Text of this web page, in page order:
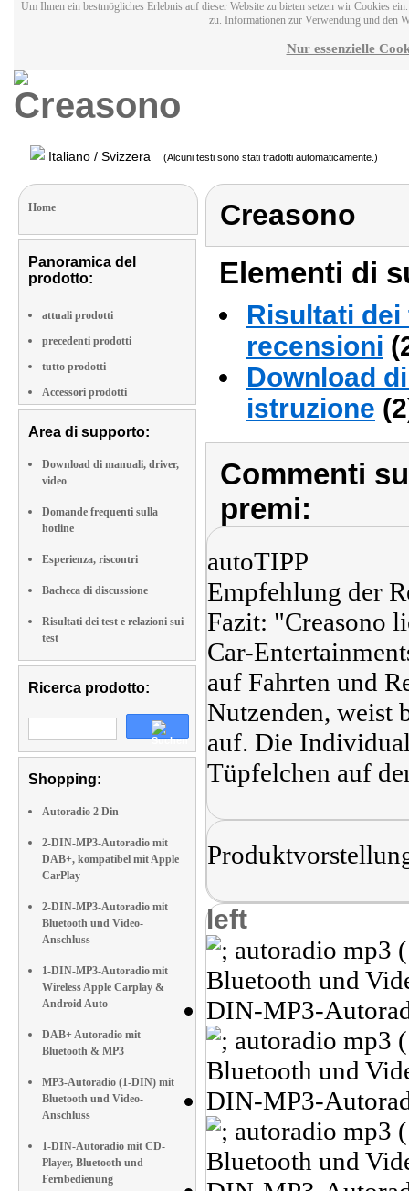
Um Ihnen ein bestmögliches Erlebnis auf dieser Website zu bieten setzen wir Cookies
zu. Informationen zur Verwendung und den
Nur essenzielle
Italiano / Svizzera (Alcuni testi sono stati tradotti automaticamente.)
Home
Panoramica del
prodotto:
attuali prodotti
precedenti prodotti
tutto prodotti
Accessori prodotti
Area di supporto:
Download di manuali, driver,
video
Domande frequenti sulla
hotline
Esperienza, riscontri
Bacheca di discussione
Risultati dei test e relazioni sui
test
Ricerca prodotto:
Shopping:
Autoradio 2 Din
2-DIN-MP3-Autoradio mit
DAB+, kompatibel mit Apple
CarPlay
2-DIN-MP3-Autoradio mit
Bluetooth und Video-
Anschluss
1-DIN-MP3-Autoradio mit
Wireless Apple Carplay &
Android Auto
DAB+ Autoradio mit
Bluetooth & MP3
MP3-Autoradio (1-DIN) mit
Bluetooth und Video-
Anschluss
1-DIN-Autoradio mit CD-
Player, Bluetooth und
Fernbedienung
Creasono
Elementi di
Risultati
recensioni
Download
istruzione
Commenti
premi:
autoTIPP
Empfehlung der
Fazit: "Creasono
Car-
auf Fahrten und
Nutzenden, weist
auf. Die
Tüpfelchen auf
left